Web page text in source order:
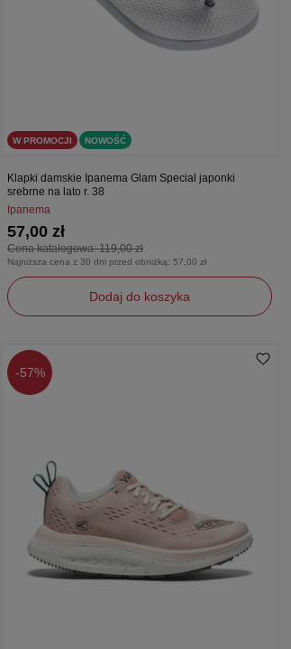
W PROMOCJI NOWOŚĆ
Klapki damskie Ipanema Glam Special japonki
srebrne na lato r. 38
Ipanema
Cena katalogowa:119,00 zł
57,00 zł
Najniższa cena z 30 dni przed obniżką: 57,00 zł
Dodaj do koszyka
38
-57%